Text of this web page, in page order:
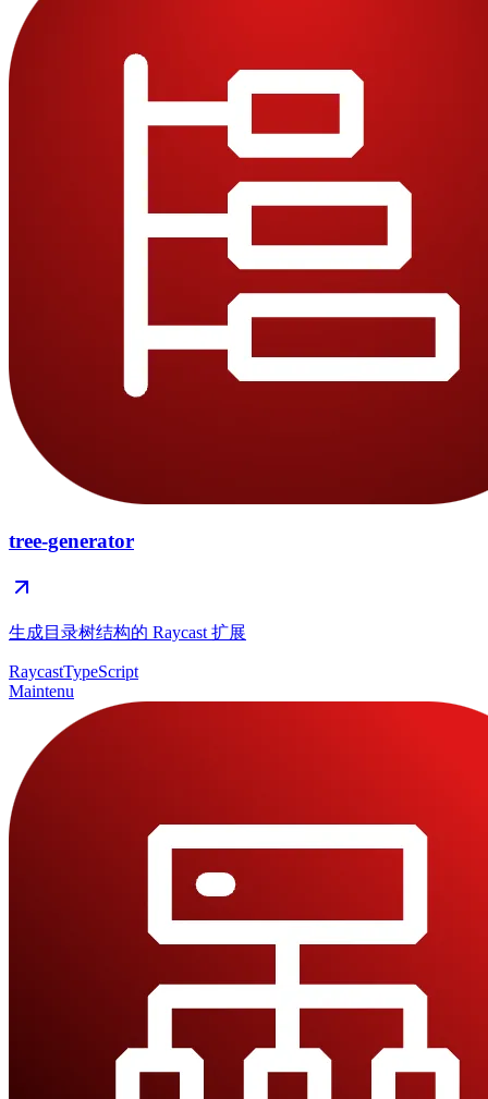
tree-generator
生成目录树结构的 Raycast 扩展
RaycastTypeScript
Maintenu